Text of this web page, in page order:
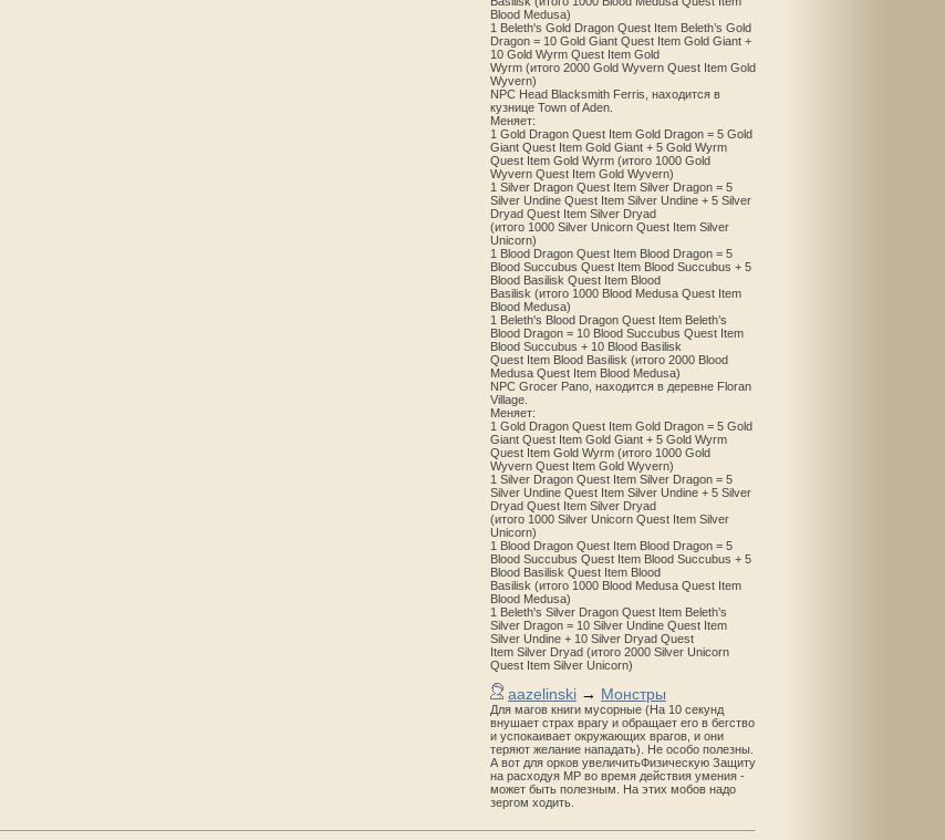
Blood Medusa)
1 Beleth's Gold Dragon Quest Item Beleth’s Gold
Dragon = 10 Gold Giant Quest Item Gold Giant +
10 Gold Wyrm Quest Item Gold
Wyrm (итого 2000 Gold Wyvern Quest Item Gold
Wyvern)
NPC Head Blacksmith Ferris, находится в
кузнице Town of Aden.
Меняет:
1 Gold Dragon Quest Item Gold Dragon = 5 Gold
Giant Quest Item Gold Giant + 5 Gold Wyrm
Quest Item Gold Wyrm (итого 1000 Gold
Wyvern Quest Item Gold Wyvern)
1 Silver Dragon Quest Item Silver Dragon = 5
Silver Undine Quest Item Silver Undine + 5 Silver
Dryad Quest Item Silver Dryad
(итого 1000 Silver Unicorn Quest Item Silver
Unicorn)
1 Blood Dragon Quest Item Blood Dragon = 5
Blood Succubus Quest Item Blood Succubus + 5
Blood Basilisk Quest Item Blood
Basilisk (итого 1000 Blood Medusa Quest Item
Blood Medusa)
1 Beleth's Blood Dragon Quest Item Beleth’s
Blood Dragon = 10 Blood Succubus Quest Item
Blood Succubus + 10 Blood Basilisk
Quest Item Blood Basilisk (итого 2000 Blood
Medusa Quest Item Blood Medusa)
NPC Grocer Pano, находится в деревне Floran
Village.
Меняет:
1 Gold Dragon Quest Item Gold Dragon = 5 Gold
Giant Quest Item Gold Giant + 5 Gold Wyrm
Quest Item Gold Wyrm (итого 1000 Gold
Wyvern Quest Item Gold Wyvern)
1 Silver Dragon Quest Item Silver Dragon = 5
Silver Undine Quest Item Silver Undine + 5 Silver
Dryad Quest Item Silver Dryad
(итого 1000 Silver Unicorn Quest Item Silver
Unicorn)
1 Blood Dragon Quest Item Blood Dragon = 5
Blood Succubus Quest Item Blood Succubus + 5
Blood Basilisk Quest Item Blood
Basilisk (итого 1000 Blood Medusa Quest Item
Blood Medusa)
1 Beleth's Silver Dragon Quest Item Beleth’s
Silver Dragon = 10 Silver Undine Quest Item
Silver Undine + 10 Silver Dryad Quest
Item Silver Dryad (итого 2000 Silver Unicorn
Quest Item Silver Unicorn)
aazelinski → Монстры
Для магов книги мусорные (На 10 секунд
внушает страх врагу и обращает его в бегство
и успокаивает окружающих врагов, и они
теряют желание нападать). Не особо полезны.
А вот для орков увеличитьФизическую Защиту
на расходуя MP во время действия умения -
может быть полезным. На этих мобов надо
зергом ходить.